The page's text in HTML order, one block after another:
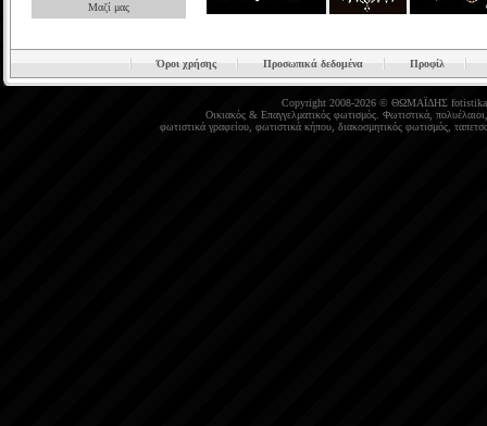
Μαζί μας
Όροι χρήσης Προσωπικά δεδομένα Προφίλ
Copyright 2008-2026 © ΘΩΜΑΪΔΗΣ
Οικιακός& Επαγγελματικός φωτισμός. Φωτιστικά, πολυέλαιοι
φωτιστικά γραφείου, φωτιστικά κήπου, διακοσμητικός φωτισμός,